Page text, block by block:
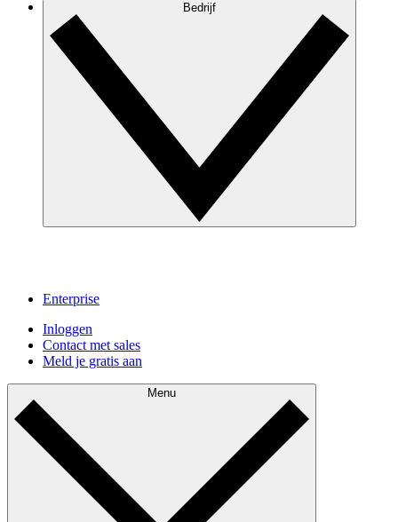
Bedrijf
Enterprise
Inloggen
Contact met sales
Meld je gratis aan
Menu